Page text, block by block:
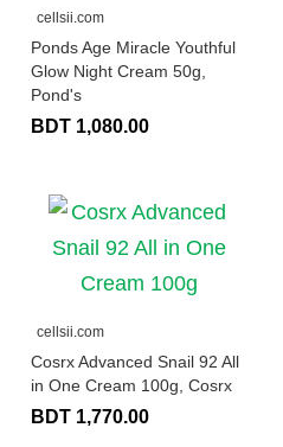
cellsii.com
Ponds Age Miracle Youthful
Glow Night Cream 50g,
Pond's
BDT 1,080.00
cellsii.com
Cosrx Advanced Snail 92 All
in One Cream 100g, Cosrx
BDT 1,770.00